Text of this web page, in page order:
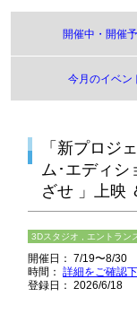
開催中・開催
今月のイベン
「新プロジ
ム･エディシ
ざせ 」上映
3Dスタジオ , エントラン
開催日： 7/19〜8/30
時間：詳細をご確認
登録日： 2026/6/18